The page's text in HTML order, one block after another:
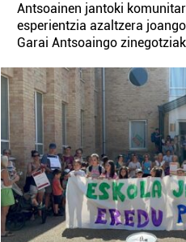
Antsoainen jantoki
esperientzia azaltzera
Garai Antsoaingo